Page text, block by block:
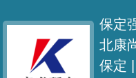
保定
北康
保定